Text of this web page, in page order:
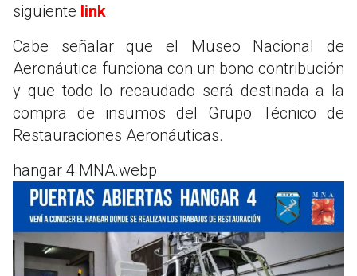
siguiente link.
Cabe señalar que el Museo Nacional de
Aeronáutica funciona con un bono contribución
y que todo lo recaudado será destinada a la
compra de insumos del Grupo Técnico de
Restauraciones Aeronáuticas.
hangar 4 MNA.webp